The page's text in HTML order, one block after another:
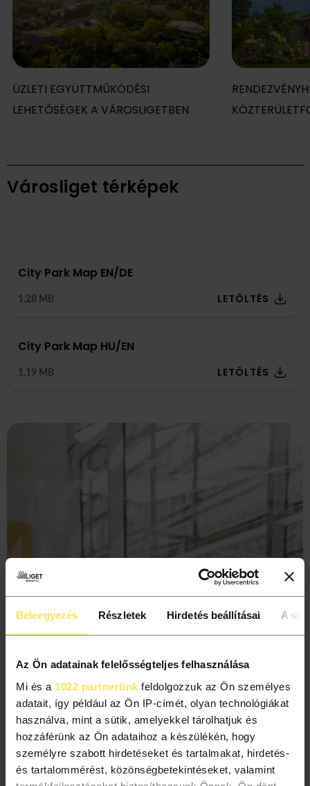
Beleegyezés Részletek Hirdetés beállításai A
Az Ön adatainak felelősségteljes felhasználása
Mi és a 1022 partnerünk feldolgozzuk az Ön személyes
adatait, így például az Ön IP-címét, olyan technológiákat
használva, mint a sütik, amelyekkel tárolhatjuk és
hozzáférünk az Ön adataihoz a készülékén, hogy
személyre szabott hirdetéseket és tartalmakat, hirdetés-
és tartalommérést, közönségbetekintéseket, valamint
ÜZLETI EGYÜTTMŰKÖDÉSI
LEHETŐSÉGEK A VÁROSLIGETBEN
Városliget térképek
City Park Map EN/DE
1.28 MB LETÖLTÉS
City Park Map HU/EN
1.19 MB LETÖLTÉS